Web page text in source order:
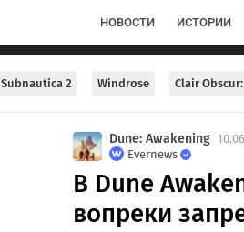
НОВОСТИ ИСТОРИИ
Subnautica 2 Windrose Clair
Dune: Awakening
Evernews
В Dune
вопреки